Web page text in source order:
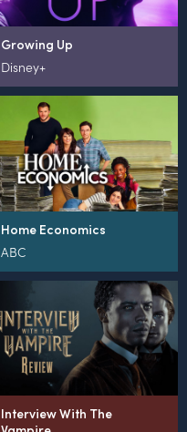
Growing Up
Disney+
Home Economics
ABC
Interview With The